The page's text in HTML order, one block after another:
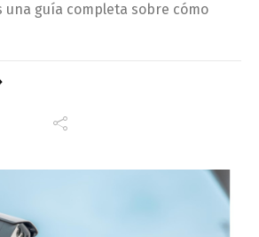
guía completa sobre cómo